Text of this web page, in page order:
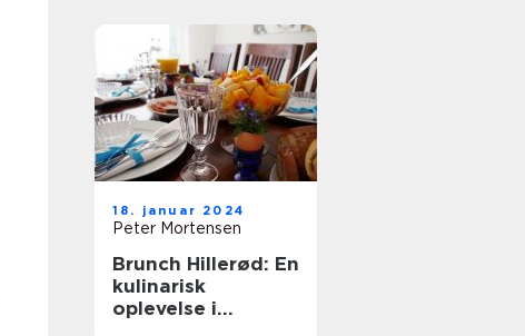
18. januar 2024
Peter Mortensen
Brunch Hillerød: En
kulinarisk
oplevelse i